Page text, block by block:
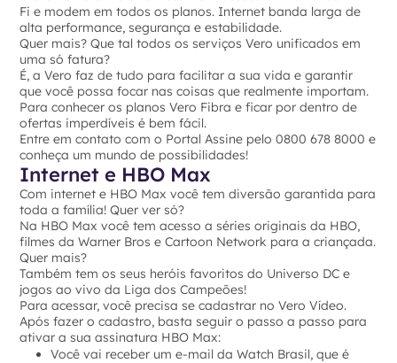
Fi e modem em todos os planos. Internet banda larga de
alta performance, segurança e estabilidade.
Quer mais? Que tal todos os serviços Vero unificados em
uma só fatura?
É, a Vero faz de tudo para facilitar a sua vida e garantir
que você possa focar nas coisas que realmente importam.
Para conhecer os planos Vero Fibra e ficar por dentro de
ofertas imperdíveis é bem fácil.
Entre em contato com o Portal Assine pelo 0800 678 8000 e
conheça um mundo de possibilidades!
Internet e HBO Max
Com internet e HBO Max você tem diversão garantida para
toda a família! Quer ver só?
Na HBO Max você tem acesso a séries originais da HBO,
filmes da Warner Bros e Cartoon Network para a criançada.
Quer mais?
Também tem os seus heróis favoritos do Universo DC e
jogos ao vivo da Liga dos Campeões!
Para acessar, você precisa se cadastrar no Vero Vídeo.
Após fazer o cadastro, basta seguir o passo a passo para
ativar a sua assinatura HBO Max:
Você vai receber um e-mail da Watch Brasil, que é